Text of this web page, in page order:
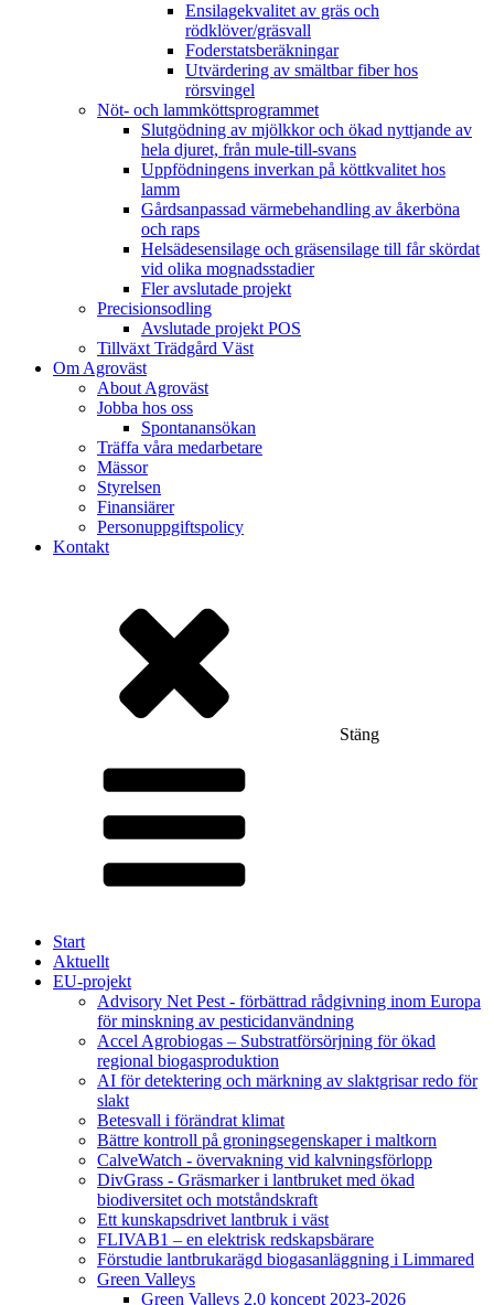
Ensilagekvalitet av gräs och
rödklöver/gräsvall
Foderstatsberäkningar
Utvärdering av smältbar fiber hos
rörsvingel
Nöt- och lammköttsprogrammet
Slutgödning av mjölkkor och ökad nyttjande av
hela djuret, från mule-till-svans
Uppfödningens inverkan på köttkvalitet hos
lamm
Gårdsanpassad värmebehandling av åkerböna
och raps
Helsädesensilage och gräsensilage till får skördat
vid olika mognadsstadier
Fler avslutade projekt
Precisionsodling
Avslutade projekt POS
Tillväxt Trädgård Väst
Om Agroväst
About Agroväst
Jobba hos oss
Spontanansökan
Träffa våra medarbetare
Mässor
Styrelsen
Finansiärer
Personuppgiftspolicy
Kontakt
Stäng
Start
Aktuellt
EU-projekt
Advisory Net Pest - förbättrad rådgivning inom Europa
för minskning av pesticidanvändning
Accel Agrobiogas – Substratförsörjning för ökad
regional biogasproduktion
AI för detektering och märkning av slaktgrisar redo för
slakt
Betesvall i förändrat klimat
Bättre kontroll på groningsegenskaper i maltkorn
CalveWatch - övervakning vid kalvningsförlopp
DivGrass - Gräsmarker i lantbruket med ökad
biodiversitet och motståndskraft
Ett kunskapsdrivet lantbruk i väst
FLIVAB1 – en elektrisk redskapsbärare
Förstudie lantbrukarägd biogasanläggning i Limmared
Green Valleys
Green Valleys 2.0 koncept 2023-2026